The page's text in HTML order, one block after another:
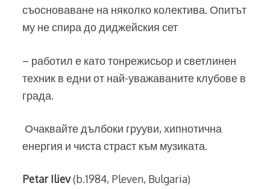
съосноваване на няколко колектива. Опитът
му не спира до диджейския сет
– работил е като тонрежисьор и светлинен
техник в едни от най-уважаваните клубове в
града.
Очаквайте дълбоки грууви, хипнотична
енергия и чиста страст към музиката.
Petar Iliev(b.1984, Pleven, Bulgaria)